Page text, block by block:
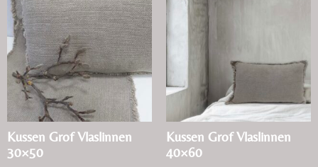
Kussen Grof Vlaslinnen
30×50
Kussen Grof Vlaslinnen
40×60